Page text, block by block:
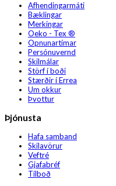
Afhendingarmáti
Bæklingar
Merkingar
Oeko - Tex ®
Opnunartímar
Persónuvernd
Skilmálar
Störf í boði
Stærðir í Errea
Um okkur
Þvottur
Þjónusta
Hafa samband
Skilavörur
Veftré
Gjafabréf
Tilboð